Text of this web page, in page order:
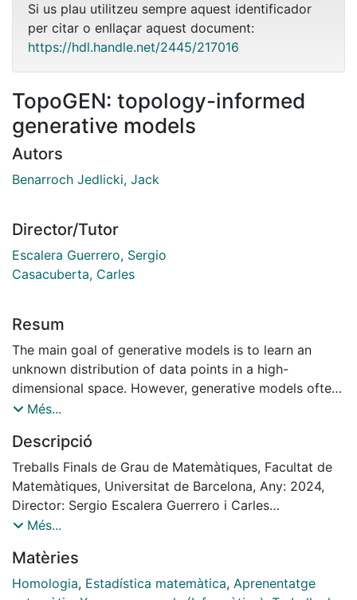
Si us plau utilitzeu sempre aquest identificador
per citar o enllaçar aquest document:
https://hdl.handle.net/2445/217016
TopoGEN: topology-informed
generative models
Autors
Benarroch Jedlicki, Jack
Director/Tutor
Escalera Guerrero, Sergio
Casacuberta, Carles
Resum
The main goal of generative models is to learn an
unknown distribution of data points in a high-
dimensional space. However, generative models often
face challenges such as mode collapse and time-
problems, we propose a new way of training
generative models, which relies on the implementation
of topological regularizers extracting information from
persistence diagrams. These topological loss terms
inform about meaningful features of the spaces
as the presence of clusters, loops or higher-
dimensional holes. We provide original proofs showing
Més...
Descripció
Treballs Finals de Grau de Matemàtiques, Facultat de
Matemàtiques, Universitat de Barcelona, Any: 2024,
Director: Sergio Escalera Guerrero i Carles
Casacuberta
Més...
Matèries
Homologia, Estadística matemàtica, Aprenentatge